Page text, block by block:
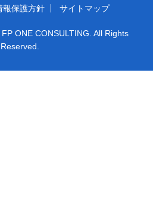
報保護方針 サイトマップ
ONE CONSULTING. All Rights
Reserved.